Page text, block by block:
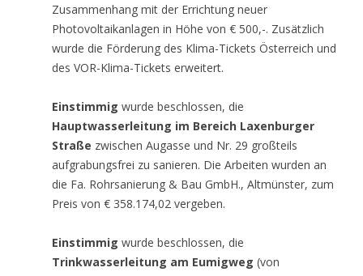
Zusammenhang mit der Errichtung neuer
Photovoltaikanlagen in Höhe von € 500,-. Zusätzlich
wurde die Förderung des Klima-Tickets Österreich und
des VOR-Klima-Tickets erweitert.
Einstimmig wurde beschlossen, die
Hauptwasserleitung im Bereich Laxenburger
Straße zwischen Augasse und Nr. 29 großteils
aufgrabungsfrei zu sanieren. Die Arbeiten wurden an
die Fa. Rohrsanierung & Bau GmbH., Altmünster, zum
Preis von € 358.174,02 vergeben.
Einstimmig wurde beschlossen, die
Trinkwasserleitung am Eumigweg (von